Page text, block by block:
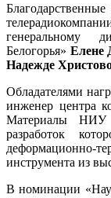
генеральному
Белогорья» Елене
Надежде
Обладателями
инженер центра
Материалы
разработок
деформационно-
инструмента из
В номинации